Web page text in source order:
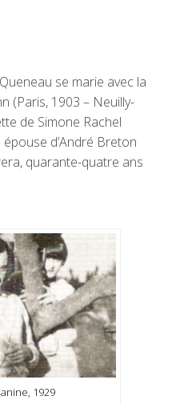
se marie avec la
(Paris, 1903 – Neuilly-
de Simone Rachel
d’André Breton
quarante-quatre ans
1929